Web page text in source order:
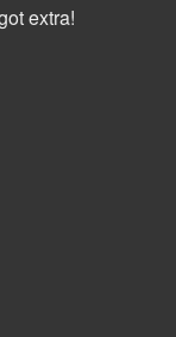
extra!